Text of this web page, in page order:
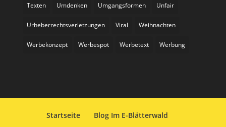
Texten Umdenken Umgangsformen Unfair
Urheberrechtsverletzungen Viral Weihnachten
Werbekonzept Werbespot Werbetext Werbung
Startseite Blog Im E-Blätterwald